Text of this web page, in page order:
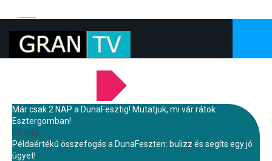
Már csak 2 NAP a DunaFesztig! Mutatjuk, mi vár rátok
Esztergomban!
05 aug.
Példaértékű összefogás a DunaFeszten: bulizz és segíts egy jó
ügyet!